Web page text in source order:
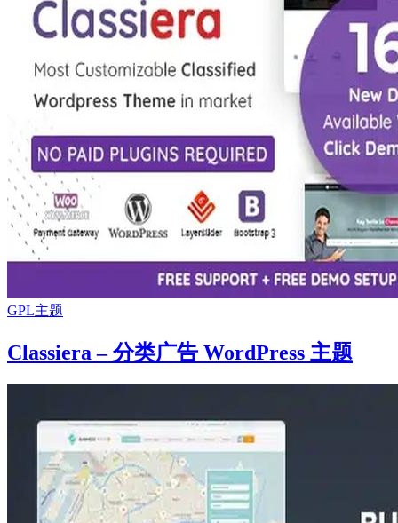
GPL主题
Classiera – 分类广告 WordPress 主题